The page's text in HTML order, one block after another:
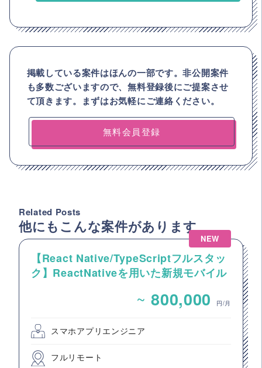
掲載している案件はほんの一部です。非公開案件
も多数ございますので、無料登録後にご提案させ
て頂きます。まずはお気軽にご連絡ください。
無料会員登録
Related Posts
他にもこんな案件があります
NEW
【React Native/TypeScriptフルスタッ
ク】ReactNativeを用いた新規モバイル
~ 800,000 円/月
スマホアプリエンジニア
フルリモート